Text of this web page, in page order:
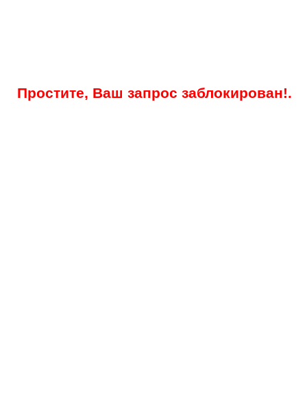
Простите, Ваш запрос заблокирован!.